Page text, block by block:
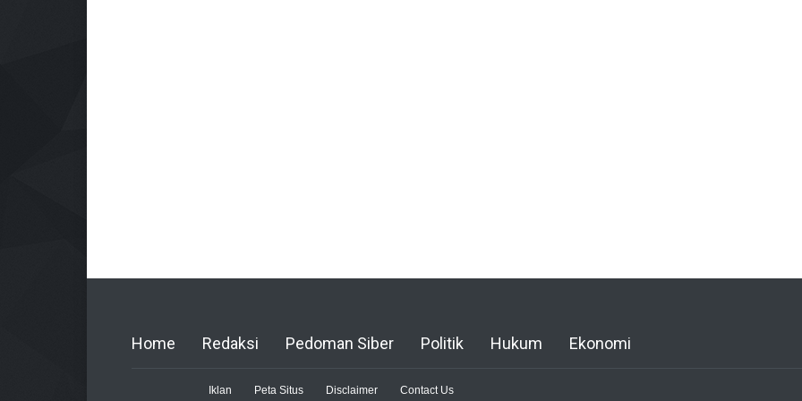
Home Redaksi Pedoman Siber Politik Hukum Ekonomi
Iklan Peta Situs Disclaimer Contact Us